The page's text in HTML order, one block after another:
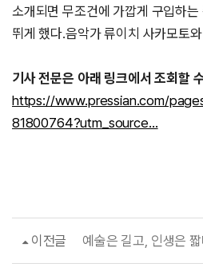
소개되면 무조건에 가깝게 구입하
뛰게 했다.음악가 류이치 사카모토
기사 전문은 아래 링크에서 조회할
https://www.pressian.com/
81800764?utm_source…
이전글 예술은 길고, 인생은 짧다